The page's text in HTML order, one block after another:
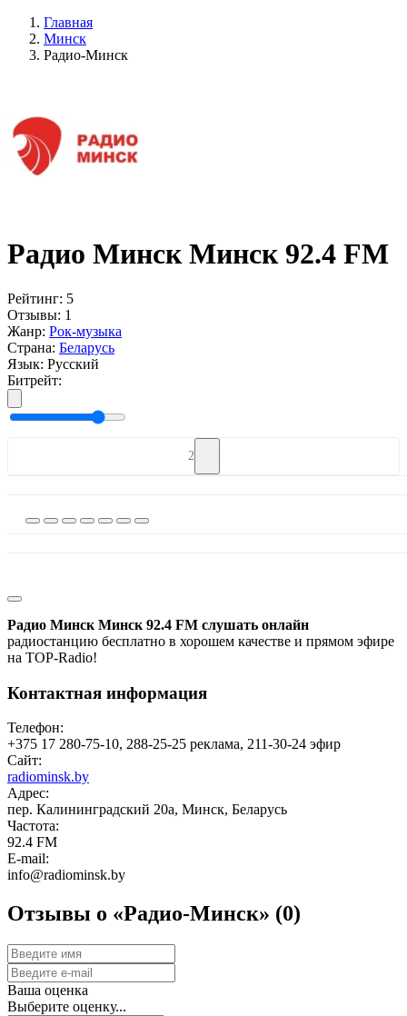
Главная
Минск
Радио-Минск
Радио Минск Минск 92.4 FM
Рейтинг: 5
Отзывы: 1
Жанр: Рок-музыка
Страна: Беларусь
Язык: Русский
Битрейт:
2
Радио Минск Минск 92.4 FM слушать онлайн
радиостанцию бесплатно в хорошем качестве и прямом эфире
на TOP-Radio!
Контактная информация
Телефон:
+375 17 280-75-10, 288-25-25 реклама, 211-30-24 эфир
Сайт:
radiominsk.by
Адрес:
пер. Калининградский 20а, Минск, Беларусь
Частота:
92.4 FM
E-mail:
info@radiominsk.by
Отзывы о «Радио-Минск» (0)
Ваша оценка
Выберите оценку...